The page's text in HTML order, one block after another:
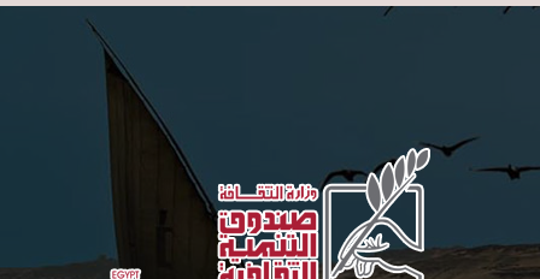
Skip to main content